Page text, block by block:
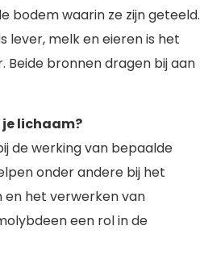
bodem waarin ze zijn geteeld.
lever, melk en eieren is het
bronnen dragen bij aan
lichaam?
de werking van bepaalde
onder andere bij het
en het verwerken van
een rol in de